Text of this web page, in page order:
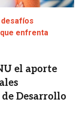
enfrenta
el aporte
Desarrollo